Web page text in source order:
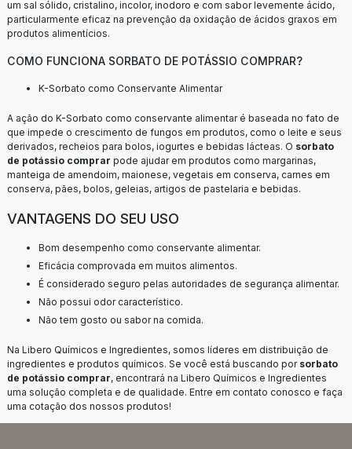
um sal sólido, cristalino, incolor, inodoro e com sabor levemente ácido,
particularmente eficaz na prevenção da oxidação de ácidos graxos em
produtos alimentícios.
COMO FUNCIONA SORBATO DE POTÁSSIO COMPRAR?
K-Sorbato como Conservante Alimentar
A ação do K-Sorbato como conservante alimentar é baseada no fato de
que impede o crescimento de fungos em produtos, como o leite e seus
derivados, recheios para bolos, iogurtes e bebidas lácteas. O sorbato
de potássio comprar pode ajudar em produtos como margarinas,
manteiga de amendoim, maionese, vegetais em conserva, carnes em
conserva, pães, bolos, geleias, artigos de pastelaria e bebidas.
VANTAGENS DO SEU USO
Bom desempenho como conservante alimentar.
Eficácia comprovada em muitos alimentos.
É considerado seguro pelas autoridades de segurança alimentar.
Não possui odor característico.
Não tem gosto ou sabor na comida.
Na Libero Químicos e Ingredientes, somos líderes em distribuição de
ingredientes e produtos químicos. Se você está buscando por sorbato
de potássio comprar, encontrará na Libero Químicos e Ingredientes
uma solução completa e de qualidade. Entre em contato conosco e faça
uma cotação dos nossos produtos!